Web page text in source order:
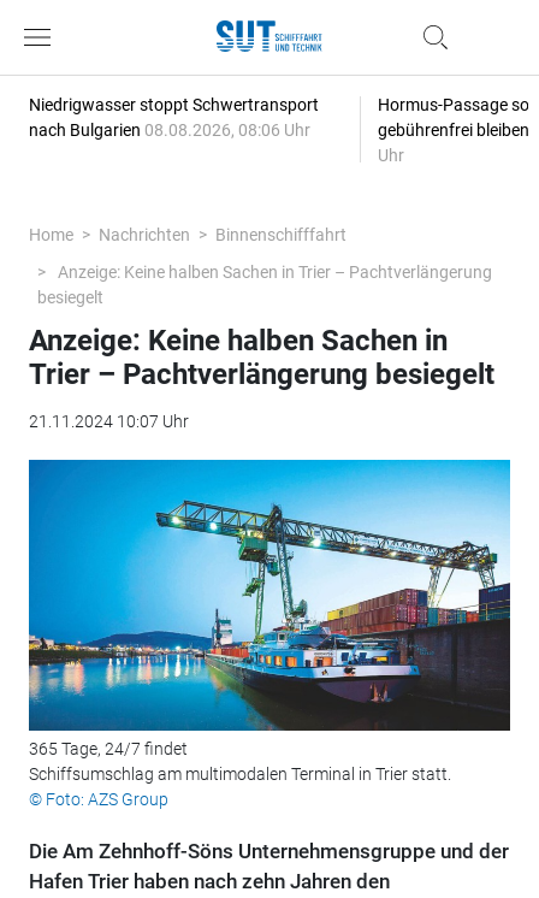
Niedrigwasser stoppt Schwertransport
nach Bulgarien 08.08.2026, 08:06 Uhr
Hormus-Passage
gebührenfrei bleiben
Uhr
Home Nachrichten
Binnenschifffahrt
Anzeige: Keine halben Sachen in Trier – Pachtverlängerung
besiegelt
Anzeige: Keine halben Sachen in
Trier – Pachtverlängerung besiegelt
21.11.2024 10:07 Uhr
365 Tage, 24/7 findet
Schiffsumschlag am multimodalen Terminal in Trier statt.
© Foto: AZS Group
Die Am Zehnhoff-Söns Unternehmensgruppe und der
Hafen Trier haben nach zehn Jahren den